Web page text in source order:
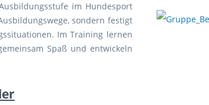
im Hundesport
sondern festigt
Im Training lernen
Spaß und entwickeln